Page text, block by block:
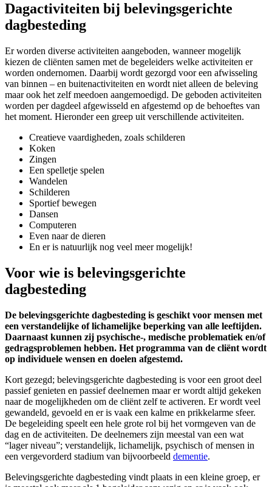
Dagactiviteiten bij belevingsgerichte
dagbesteding
Er worden diverse activiteiten aangeboden, wanneer mogelijk
kiezen de cliënten samen met de begeleiders welke activiteiten er
worden ondernomen. Daarbij wordt gezorgd voor een afwisseling
van binnen – en buitenactiviteiten en wordt niet alleen de beleving
maar ook het zelf meedoen aangemoedigd. De geboden activiteiten
worden per dagdeel afgewisseld en afgestemd op de behoeftes van
het moment. Hieronder een greep uit verschillende activiteiten.
Creatieve vaardigheden, zoals schilderen
Koken
Zingen
Een spelletje spelen
Wandelen
Schilderen
Sportief bewegen
Dansen
Computeren
Even naar de dieren
En er is natuurlijk nog veel meer mogelijk!
Voor wie is belevingsgerichte
dagbesteding
De belevingsgerichte dagbesteding is geschikt voor mensen met
een verstandelijke of lichamelijke beperking van alle leeftijden.
Daarnaast kunnen zij psychische-, medische problematiek en/of
gedragsproblemen hebben. Het programma van de cliënt wordt
op individuele wensen en doelen afgestemd.
Kort gezegd; belevingsgerichte dagbesteding is voor een groot deel
passief genieten en passief deelnemen maar er wordt altijd gekeken
naar de mogelijkheden om de cliënt zelf te activeren. Er wordt veel
gewandeld, gevoeld en er is vaak een kalme en prikkelarme sfeer.
De begeleiding speelt een hele grote rol bij het vormgeven van de
dag en de activiteiten. De deelnemers zijn meestal van een wat
“lager niveau”; verstandelijk, lichamelijk, psychisch of mensen in
een vergevorderd stadium van bijvoorbeeld dementie.
Belevingsgerichte dagbesteding vindt plaats in een kleine groep, er